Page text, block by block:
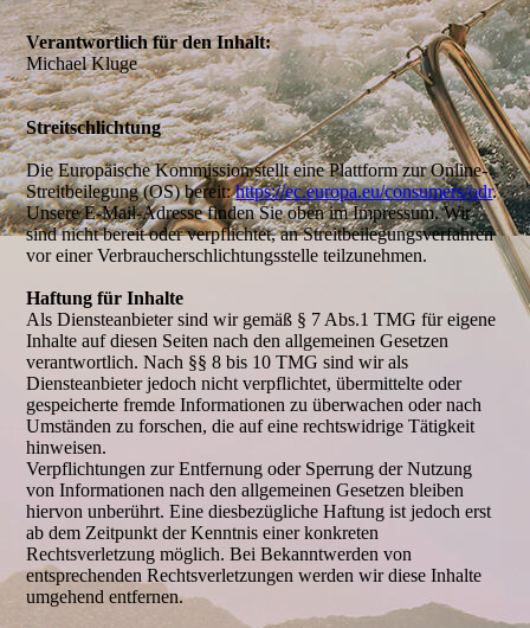
Verantwortlich für den Inhalt:
Michael Kluge
Streitschlichtung
Die Europäische Kommission stellt eine Plattform zur Online-
Streitbeilegung (OS) bereit:https://ec.europa.eu/consumers/odr.
Unsere E-Mail-Adresse finden Sie oben im Impressum. Wir
sind nicht bereit oder verpflichtet, an Streitbeilegungsverfahren
vor einer Verbraucherschlichtungsstelle teilzunehmen.
Haftung für Inhalte
Als Diensteanbieter sind wir gemäß § 7 Abs.1 TMG für eigene
Inhalte auf diesen Seiten nach den allgemeinen Gesetzen
verantwortlich. Nach §§ 8 bis 10 TMG sind wir als
Diensteanbieter jedoch nicht verpflichtet, übermittelte oder
gespeicherte fremde Informationen zu überwachen oder nach
Umständen zu forschen, die auf eine rechtswidrige Tätigkeit
hinweisen.
Verpflichtungen zur Entfernung oder Sperrung der Nutzung
von Informationen nach den allgemeinen Gesetzen bleiben
hiervon unberührt. Eine diesbezügliche Haftung ist jedoch erst
ab dem Zeitpunkt der Kenntnis einer konkreten
Rechtsverletzung möglich. Bei Bekanntwerden von
entsprechenden Rechtsverletzungen werden wir diese Inhalte
umgehend entfernen.